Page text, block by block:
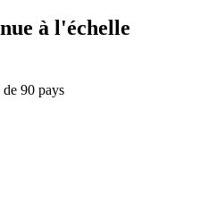
à l'échelle
90 pays